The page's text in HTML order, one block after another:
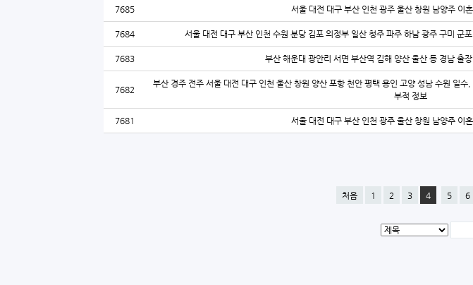
7685 서울 대전 대구 부산 인천 광주 울산 창원 남양주 이
7684 서울 대전 대구 부산 인천 수원 분당 김포 의정부 일산 청주 파주 하남 광주 구미 군
7683 부산 해운대 광안리 서면 부산역 김해 양산 울산 등 경남 출
7682
부산 경주 전주 서울 대전 대구 인천 울산 창원 양산 포항 천안 평택 용인 고양 성남 수원 일
부적 정보
7681 서울 대전 대구 부산 인천 광주 울산 창원 남양주 이
처음 1 2 3 4 5 6